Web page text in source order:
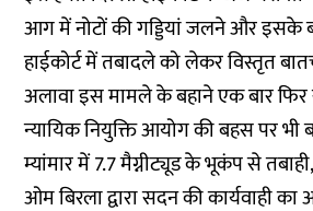
आग में नोटों की गड्डियां जलने और इसके
हाईकोर्ट में तबादले को लेकर विस्तृत
अलावा इस मामले के बहाने एक बार
न्यायिक नियुक्ति आयोग की बहस पर भी
म्यांमार में 7.7 मैग्नीट्यूड के भूकंप से
ओम बिरला द्वारा सदन की कार्यवाही